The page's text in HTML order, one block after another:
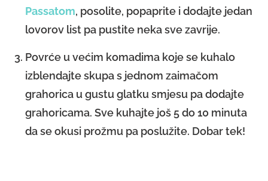
Passatom, posolite, popaprite i dodajte jedan
lovorov list pa pustite neka sve zavrije.
Povrće u većim komadima koje se kuhalo
izblendajte skupa s jednom zaimačom
grahorica u gustu glatku smjesu pa dodajte
grahoricama. Sve kuhajte još 5 do 10 minuta
da se okusi prožmu pa poslužite. Dobar tek!